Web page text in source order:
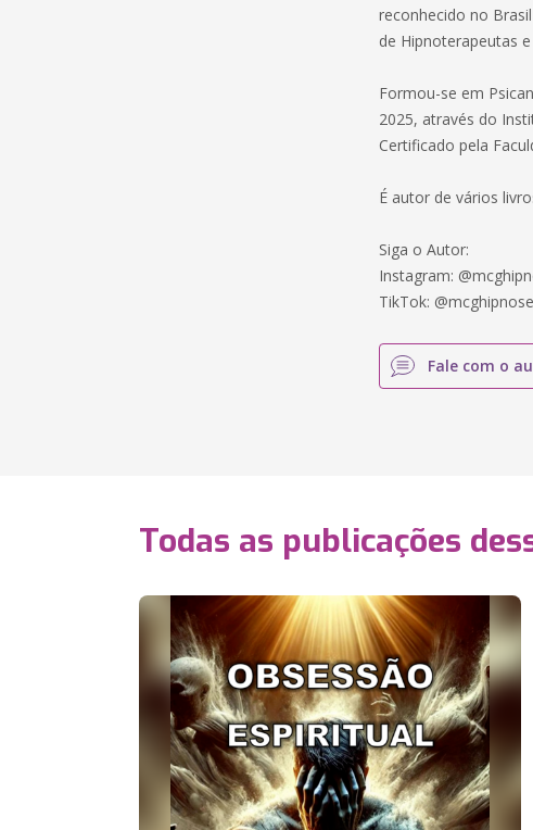
reconhecido no
de Hipnoterapeutas
Formou-se em
2025, através do
Certificado pela
É autor de vários
Siga o Autor:
Instagram:
TikTok: @mcghipnose
Fale com o
Todas as publicações